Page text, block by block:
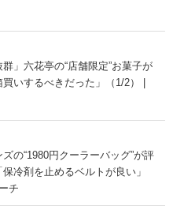
」六花亭の“店舗限定”お菓子が
いするべきだった」（1/2） |
の“1980円クーラーバッグ”が評
冷剤を止めるベルトが良い」
チ